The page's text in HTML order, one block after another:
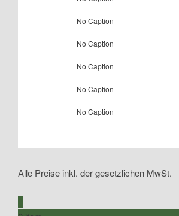
No Caption
No Caption
No Caption
No Caption
No Caption
Alle Preise inkl. der gesetzlichen MwSt.